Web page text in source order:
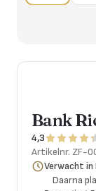
Bank
4,3
Artikelnr. ZF-
Verwacht in
Daarna